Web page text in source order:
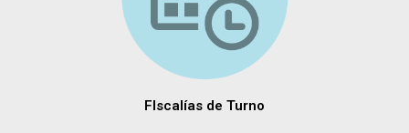
FIscalías de Turno